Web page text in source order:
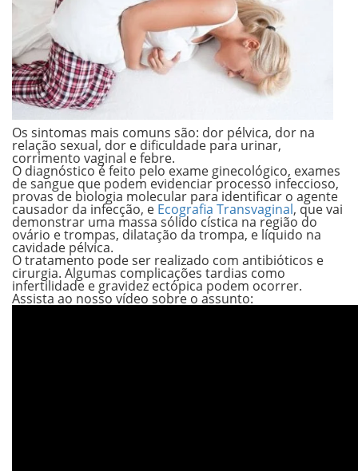
Os sintomas mais comuns são: dor pélvica, dor na
relação sexual, dor e dificuldade para urinar,
corrimento vaginal e febre.
O diagnóstico é feito pelo exame ginecológico, exames
de sangue que podem evidenciar processo infeccioso,
provas de biologia molecular para identificar o agente
causador da infecção, e Ecografia Transvaginal, que vai
demonstrar uma massa sólido cística na região do
ovário e trompas, dilatação da trompa, e líquido na
cavidade pélvica.
O tratamento pode ser realizado com antibióticos e
cirurgia. Algumas complicações tardias como
infertilidade e gravidez ectópica podem ocorrer.
Assista ao nosso vídeo sobre o assunto: